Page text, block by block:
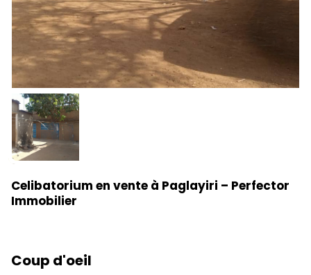
Celibatorium en vente à Paglayiri – Perfector
Immobilier
Coup d'oeil